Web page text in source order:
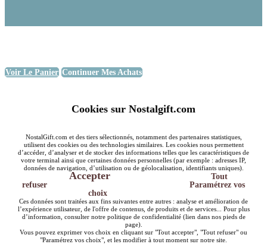
Voir Le Panier Continuer Mes Achats
Cookies sur Nostalgift.com
NostalGift.com et des tiers sélectionnés, notamment des partenaires statistiques,
utilisent des cookies ou des technologies similaires. Les cookies nous permettent
d’accéder, d’analyser et de stocker des informations telles que les caractéristiques de
votre terminal ainsi que certaines données personnelles (par exemple : adresses IP,
données de navigation, d’utilisation ou de géolocalisation, identifiants uniques).
Accepter
Tout
refuser
Paramétrez vos
choix
Ces données sont traitées aux fins suivantes entre autres : analyse et amélioration de
l’expérience utilisateur, de l'offre de contenus, de produits et de services... Pour plus
d’information, consulter notre politique de confidentialité (lien dans nos pieds de
page).
Vous pouvez exprimer vos choix en cliquant sur "Tout accepter", "Tout refuser" ou
"Paramétrez vos choix", et les modifier à tout moment sur notre site.